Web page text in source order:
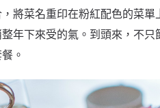
將菜名重印在粉紅配色的菜單
年下來受的氣。到頭來，不只
。